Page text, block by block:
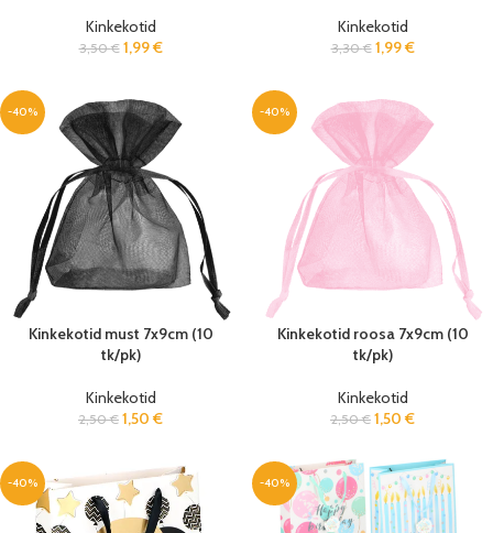
Kinkekotid
3,50€ 1,99€
Kinkekotid
3,30€ 1,99€
-40%
Kinkekotid must 7x9cm (10
tk/pk)
Kinkekotid
2,50€ 1,50 €
-40%
Kinkekotid roosa 7x9cm (10
tk/pk)
Kinkekotid
2,50€ 1,50 €
-40% -40%